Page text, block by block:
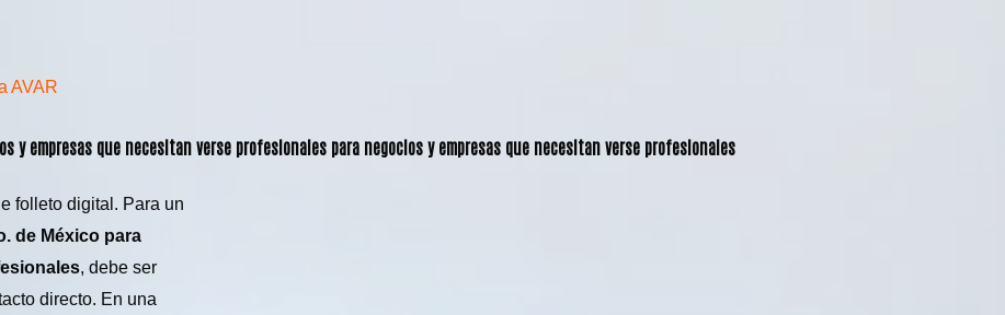
AVAR
y empresas que necesitan verse profesionales para negocios y empresas que necesitan verse profesionales
folleto digital. Para un
de México para
, debe ser
directo. En una